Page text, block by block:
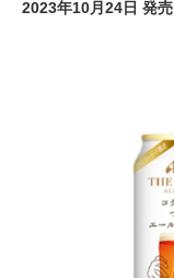
2023年10月24日 発売